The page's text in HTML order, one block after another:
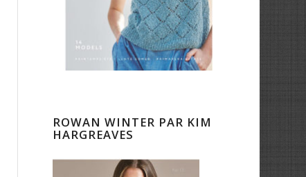
ROWAN WINTER PAR KIM
HARGREAVES